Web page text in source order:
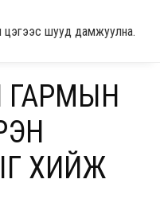
цэгээс шууд дамжуулна.
ГАРМЫН
ХИЙЖ